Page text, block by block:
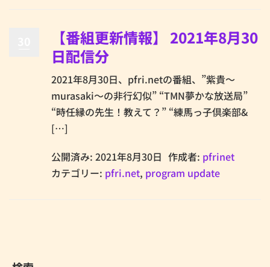
【番組更新情報】 2021年8月30
日配信分
2021年8月30日、pfri.netの番組、”紫貴～
murasaki～の非行幻似” “TMN夢かな放送局”
“時任縁の先生！教えて？” “練馬っ子倶楽部&
[…]
公開済み: 2021年8月30日 作成者: pfrinet
カテゴリー: pfri.net, program update